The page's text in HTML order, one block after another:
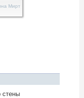
Мирт
стены